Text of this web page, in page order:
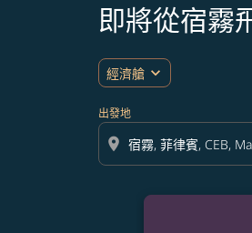
即將從宿霧
經濟艙 expand_more
出發地
location_on